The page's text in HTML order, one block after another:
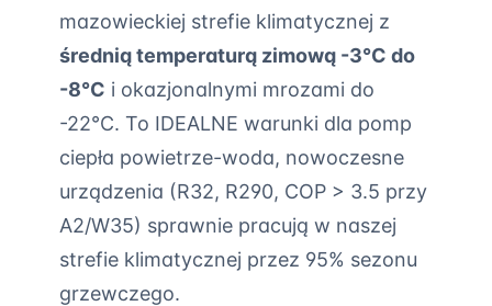
mazowieckiej strefie klimatycznej z
średnią temperaturą zimową -3°C do
-8°C i okazjonalnymi mrozami do
-22°C. To IDEALNE warunki dla pomp
ciepła powietrze-woda, nowoczesne
urządzenia (R32, R290, COP > 3.5 przy
A2/W35) sprawnie pracują w naszej
strefie klimatycznej przez 95% sezonu
grzewczego.